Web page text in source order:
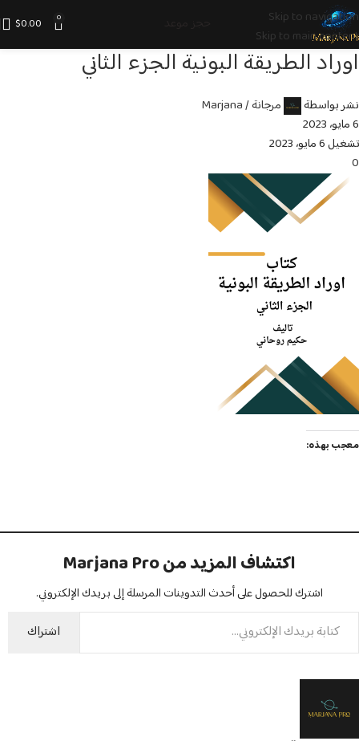
Skip to navigation
Skip to main content
0
$0.00
اوراد الطريقة البونية الجزء الثاني
نشر بواسطة
مرجانة / Marjana
6 مايو، 2023
تشغيل 6 مايو، 2023
0
معجب بهذه:
اكتشاف المزيد من Marjana Pro
اشترك للحصول على أحدث التدوينات المرسلة إلى بريدك الإلكتروني.
اشتراك